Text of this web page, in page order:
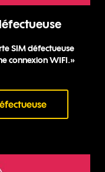
SIM défectueuse
connexion WIFI.»